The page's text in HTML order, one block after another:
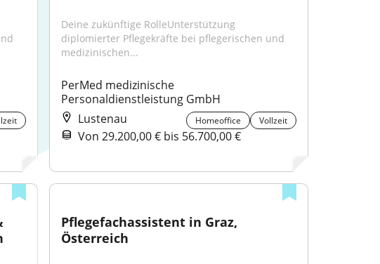
Deine zukünftige RolleUnterstützung
diplomierter Pflegekräfte bei pflegerischen und
medizinischen...
PerMed medizinische
Personaldienstleistung GmbH
Lustenau
Homeoffice Vollzeit
Von 29.200,00 € bis 56.700,00 €
Pflegefachassistent in Graz,
Österreich